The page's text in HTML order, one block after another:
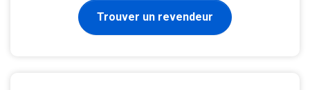
Trouver un revendeur